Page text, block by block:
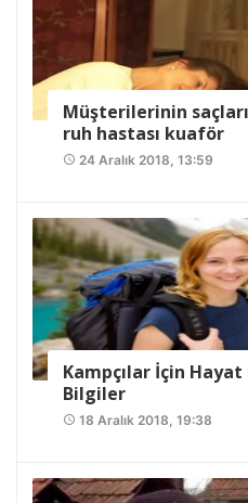
Müşterilerinin
ruh hastası kuaför
access_time 24 Aralık 2018, 13:59
Kampçılar İçin
Bilgiler
access_time 18 Aralık 2018, 19:38